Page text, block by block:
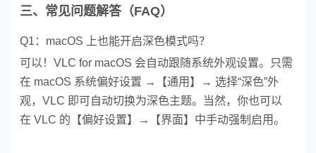
三、 常见问题解答（FAQ）
Q1：macOS 上也能开启深色模式吗？
可以！VLC for macOS 会自动跟随系统外观设置。
只需
在 macOS 系统偏好设置 →【通用】→ 选择“深色”外
观，VLC 即可自动切换为深色主题。
当然，你也可以
在 VLC 的【偏好设置】→【界面】中手动强制启用。